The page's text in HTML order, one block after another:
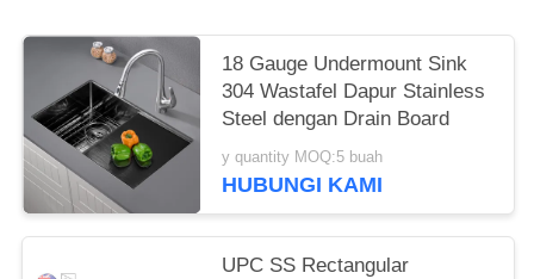
18 Gauge Undermount Sink
304 Wastafel Dapur Stainless
Steel dengan Drain Board
y quantity MOQ:5 buah
HUBUNGI KAMI
UPC SS Rectangular